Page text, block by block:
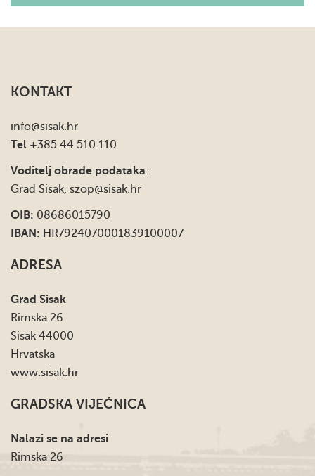
KONTAKT
info@sisak.hr
Tel +385 44 510 110
Voditelj obrade podataka:
Grad Sisak, szop@sisak.hr
OIB: 08686015790
IBAN: HR7924070001839100007
ADRESA
Grad Sisak
Rimska 26
Sisak 44000
Hrvatska
www.sisak.hr
GRADSKA VIJEĆNICA
Nalazi se na adresi
Rimska 26